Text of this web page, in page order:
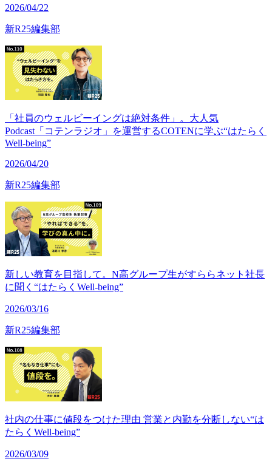
2026/04/22
新R25編集部
「社員のウェルビーイングは絶対条件」。大人気
Podcast「コテンラジオ」を運営するCOTENに学ぶ“はたらく
Well-being”
2026/04/20
新R25編集部
新しい教育を目指して。N高グループ生がすららネット社長
に聞く“はたらくWell-being”
2026/03/16
新R25編集部
社内の仕事に値段をつけた理由 営業と内勤を分断しない“は
たらくWell-being”
2026/03/09